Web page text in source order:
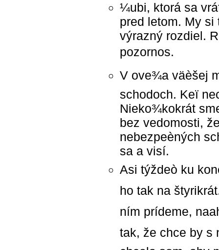
¼ubi, ktorá sa
pred letom. My
výrazný rozdiel.
pozornos.
V ove¾a väèšej
schodoch. Keï
Nieko¾kokrát
bez vedomosti,
nebezpeèných
sa a visí.
Asi týždeò ku
ho tak na
ním prídeme,
tak, že chce by